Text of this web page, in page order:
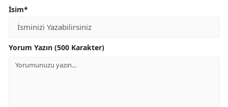
İsim*
Yorum Yazın (500 Karakter)